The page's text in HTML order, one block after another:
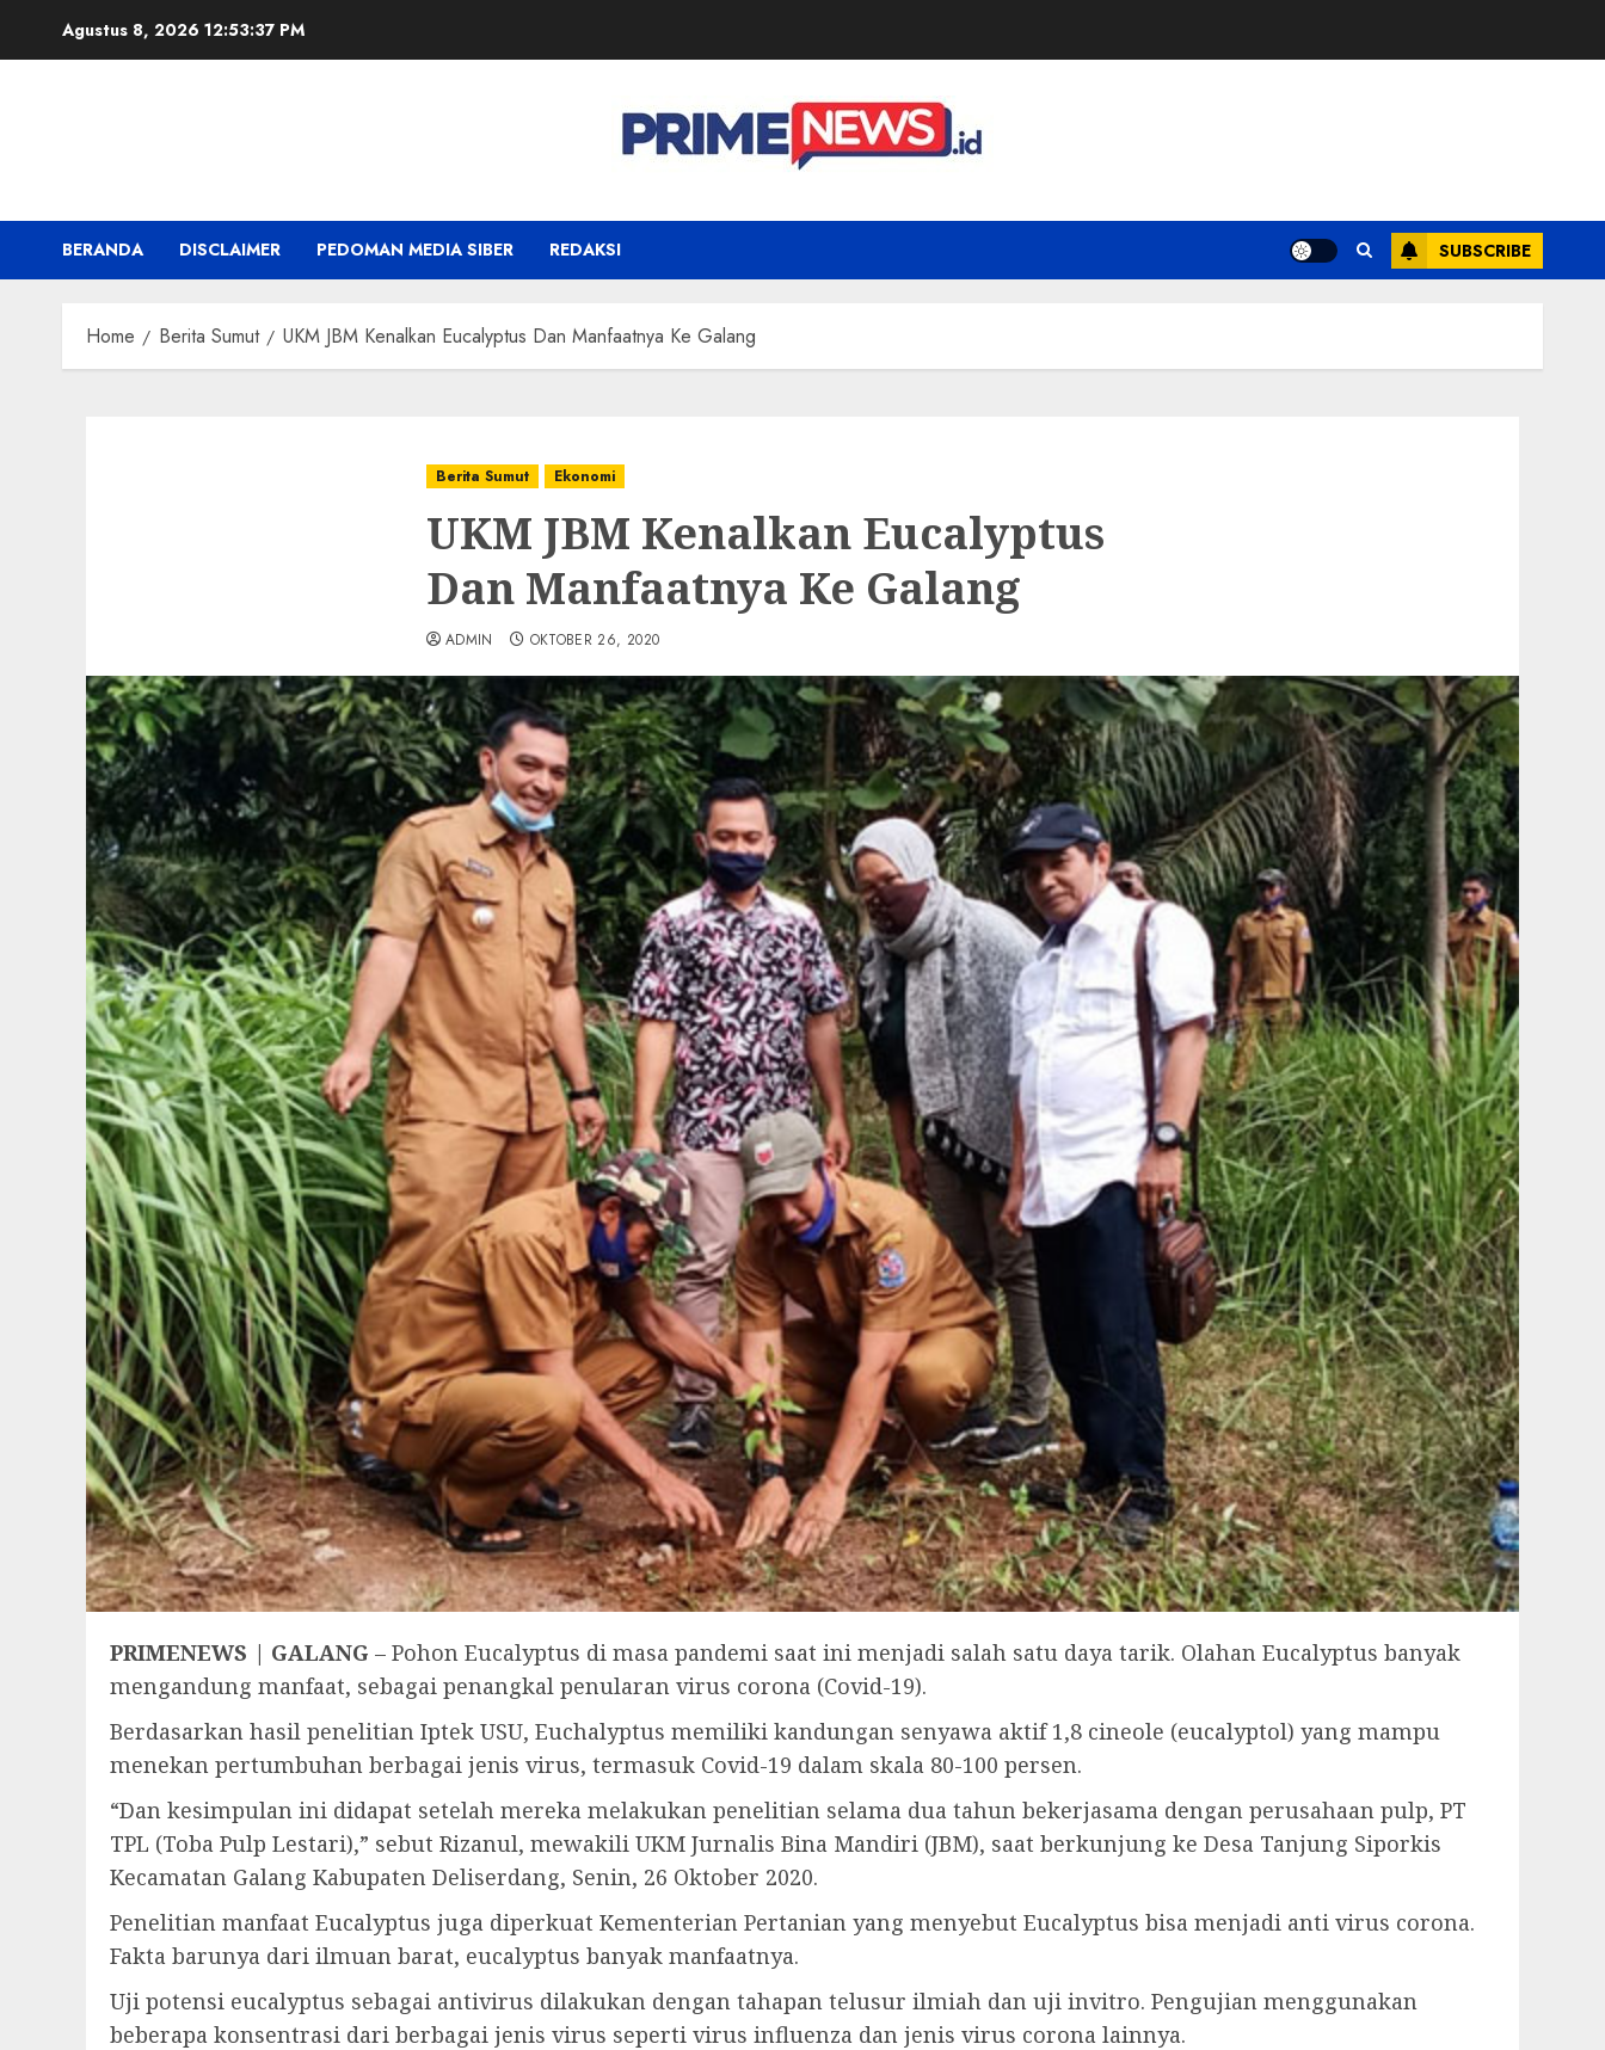
Agustus 8, 2026 12:53:39 PM
BERANDA DISCLAIMER PEDOMAN MEDIA SIBER REDAKSI SUBSCRIBE
Home Berita Sumut UKM JBM Kenalkan Eucalyptus Dan Manfaatnya Ke Galang
Berita Sumut Ekonomi
UKM JBM Kenalkan Eucalyptus
Dan Manfaatnya Ke Galang
ADMIN OKTOBER 26, 2020
PRIMENEWS | GALANG – Pohon Eucalyptus di masa pandemi saat ini menjadi salah satu daya tarik. Olahan Eucalyptus banyak
mengandung manfaat, sebagai penangkal penularan virus corona (Covid-19).
Berdasarkan hasil penelitian Iptek USU, Euchalyptus memiliki kandungan senyawa aktif 1,8 cineole (eucalyptol) yang mampu
menekan pertumbuhan berbagai jenis virus, termasuk Covid-19 dalam skala 80-100 persen.
“Dan kesimpulan ini didapat setelah mereka melakukan penelitian selama dua tahun bekerjasama dengan perusahaan pulp, PT
TPL (Toba Pulp Lestari),” sebut Rizanul, mewakili UKM Jurnalis Bina Mandiri (JBM), saat berkunjung ke Desa Tanjung Siporkis
Kecamatan Galang Kabupaten Deliserdang, Senin, 26 Oktober 2020.
Penelitian manfaat Eucalyptus juga diperkuat Kementerian Pertanian yang menyebut Eucalyptus bisa menjadi anti virus corona.
Fakta barunya dari ilmuan barat, eucalyptus banyak manfaatnya.
Uji potensi eucalyptus sebagai antivirus dilakukan dengan tahapan telusur ilmiah dan uji invitro. Pengujian menggunakan
beberapa konsentrasi dari berbagai jenis virus seperti virus influenza dan jenis virus corona lainnya.